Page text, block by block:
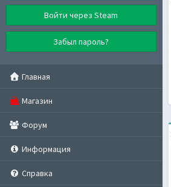
Войти через Steam
Забыл пароль?
Главная
Магазин
Форум
Информация
Справка